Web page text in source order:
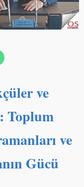
ve
Toplum
ve
Gücü